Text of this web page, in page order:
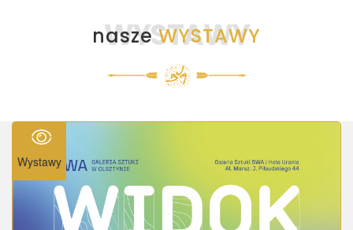
WYSTAWY
naszeWYSTAWY
Wystawy